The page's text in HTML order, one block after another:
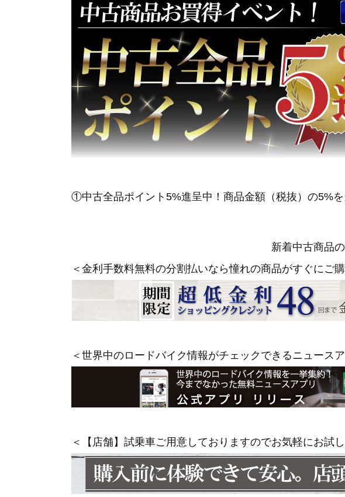
①中古全品ポイント5%進呈中！商品金額（税抜）の5%
新着中古商品
＜金利手数料無料の分割払いなら憧れの商品がすぐにご
＜世界中のロードバイク情報がチェックできるニュース
＜【店舗】試乗車ご用意しておりますのでお気軽にお試